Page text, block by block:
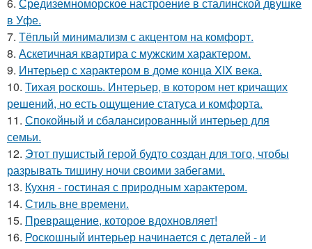
в Уфе.
7. Тёплый минимализм с акцентом на комфорт.
8. Аскетичная квартира с мужским характером.
9. Интерьер с характером в доме конца XIX века.
10. Тихая роскошь. Интерьер, в котором нет кричащих
решений, но есть ощущение статуса и комфорта.
11. Спокойный и сбалансированный интерьер для
семьи.
12. Этот пушистый герой будто создан для того, чтобы
разрывать тишину ночи своими забегами.
13. Кухня - гостиная с природным характером.
14. Стиль вне времени.
15. Превращение, которое вдохновляет!
16. Роскошный интерьер начинается с деталей - и